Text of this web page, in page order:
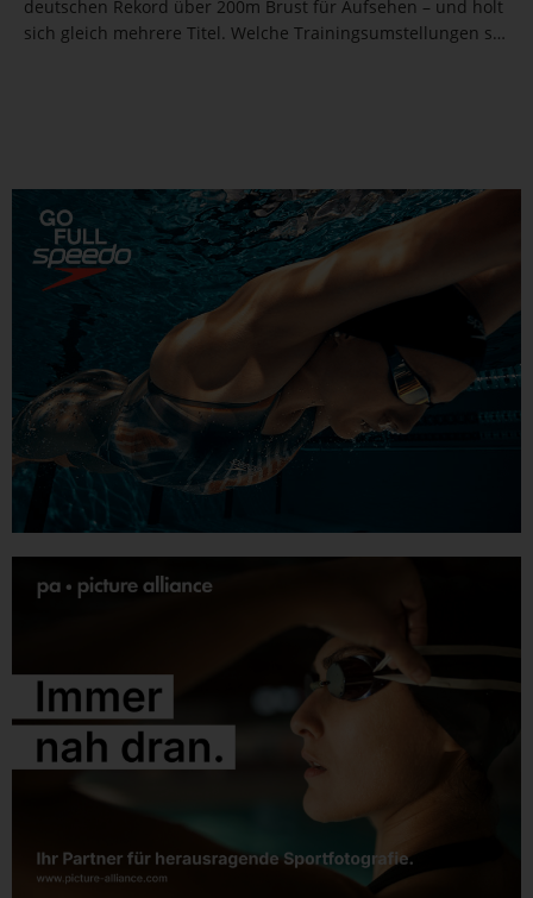
deutschen Rekord über 200m Brust für Aufsehen – und holt
sich gleich mehrere Titel. Welche Trainingsumstellungen sie